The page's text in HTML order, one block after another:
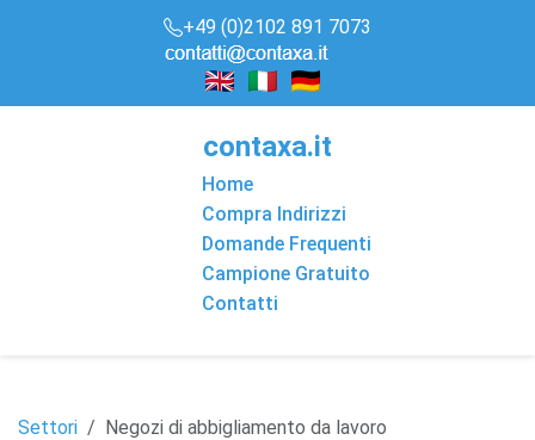
+49 (0)2102 891 7073
contaxa.it
Home
Compra Indirizzi
Domande Frequenti
Campione Gratuito
Contatti
Settori Negozi di abbigliamento da lavoro